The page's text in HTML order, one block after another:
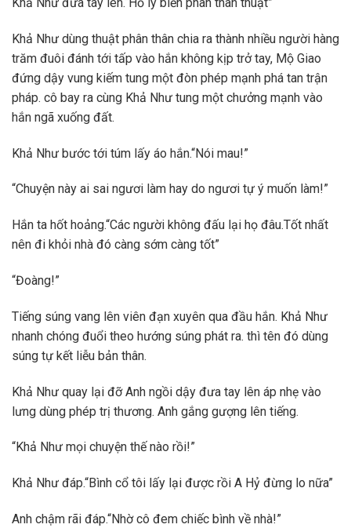
Khả Như dùng thuật phân thân chia ra thành nhiều người hàng
trăm đuôi đánh tới tấp vào hắn không kịp trở tay, Mộ Giao
đứng dậy vung kiếm tung một đòn phép mạnh phá tan trận
pháp. cô bay ra cùng Khả Như tung một chưởng mạnh vào
hắn ngã xuống đất.
Khả Như bước tới túm lấy áo hắn.“Nói mau!”
“Chuyện này ai sai ngươi làm hay do ngươi tự ý muốn làm!”
Hắn ta hốt hoảng.“Các người không đấu lại họ đâu.Tốt nhất
nên đi khỏi nhà đó càng sớm càng tốt”
“Đoàng!”
Tiếng súng vang lên viên đạn xuyên qua đầu hắn. Khả Như
nhanh chóng đuổi theo hướng súng phát ra. thì tên đó dùng
súng tự kết liễu bản thân.
Khả Như quay lại đỡ Anh ngồi dậy đưa tay lên áp nhẹ vào
lưng dùng phép trị thương. Anh gắng gượng lên tiếng.
“Khả Như mọi chuyện thế nào rồi!”
Khả Như đáp.“Bình cổ tôi lấy lại được rồi A Hỷ đừng lo nữa”
Anh chậm rãi đáp.“Nhờ cô đem chiếc bình về nhà!”